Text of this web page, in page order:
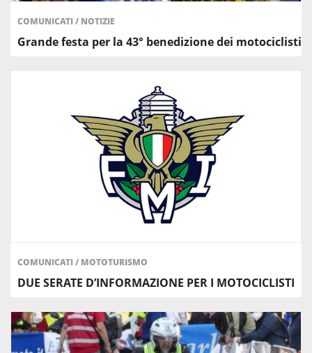
COMUNICATI/ NOTIZIE
Grande festa per la 43° benedizione dei motociclisti
COMUNICATI/ MOTOTURISMO
DUE SERATE D’INFORMAZIONE PER I MOTOCICLISTI